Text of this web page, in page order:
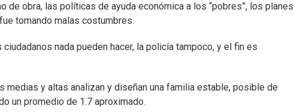
de obra, las políticas de ayuda económica a los “pobres”, los planes
tomando malas costumbres.
nada pueden hacer, la policía tampoco, y el fin es
medias y altas analizan y diseñan una familia estable, posible de
un promedio de 1.7 aproximado.